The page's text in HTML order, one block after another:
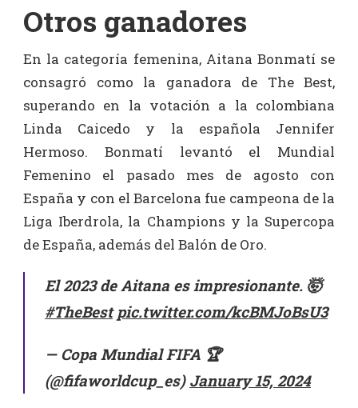
Otros ganadores
En la categoría femenina, Aitana Bonmatí se
consagró como la ganadora de The Best,
superando en la votación a la colombiana
Linda Caicedo y la española Jennifer
Hermoso. Bonmatí levantó el Mundial
Femenino el pasado mes de agosto con
España y con el Barcelona fue campeona de la
Liga Iberdrola, la Champions y la Supercopa
de España, además del Balón de Oro.
El 2023 de Aitana es impresionante. 🤯
#TheBest pic.twitter.com/kcBMJoBsU3
— Copa Mundial FIFA 🏆
(@fifaworldcup_es) January 15, 2024